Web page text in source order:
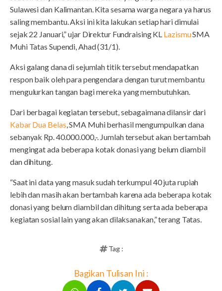
Sulawesi dan Kalimantan. Kita sesama warga negara ya harus
saling membantu. Aksi ini kita lakukan setiap hari dimulai
sejak 22 Januari,” ujar Direktur Fundraising KL LazismuSMA
Muhi Tatas Supendi, Ahad (31/1).
Aksi galang dana di sejumlah titik tersebut mendapatkan
respon baik oleh para pengendara dengan turut membantu
mengulurkan tangan bagi mereka yang membutuhkan.
Dari berbagai kegiatan tersebut, sebagaimana dilansir dari
Kabar Dua Belas , SMA Muhi berhasil mengumpulkan dana
sebanyak Rp. 40.000.000,-. Jumlah tersebut akan bertambah
mengingat ada beberapa kotak donasi yang belum diambil
dan dihitung.
“Saat ini data yang masuk sudah terkumpul 40 juta rupiah
lebih dan masih akan bertambah karena ada beberapa kotak
donasi yang belum diambil dan dihitung serta ada beberapa
kegiatan sosial lain yang akan dilaksanakan,” terang Tatas.
Tag :
Bagikan Tulisan Ini :